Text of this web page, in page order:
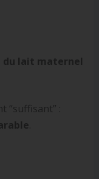
du lait maternel
“suffisant” :
.